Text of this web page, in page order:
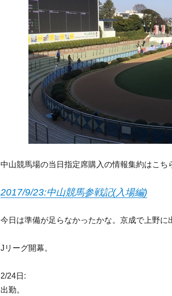
中山競馬場の当日指定席購入の情報集約はこち
2017/9/23:中山競馬参戦記(入場編)
今日は準備が足らなかったかな。京成で上野に
Jリーグ開幕。
2/24日:
出勤。